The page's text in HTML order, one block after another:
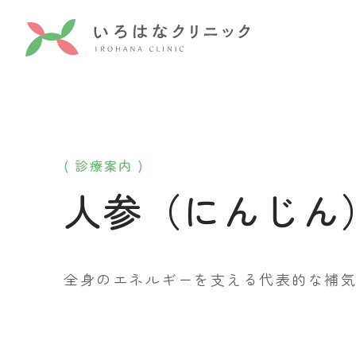
( 診療案内 )
人参（にんじん）
全身のエネルギーを支える代表的な補